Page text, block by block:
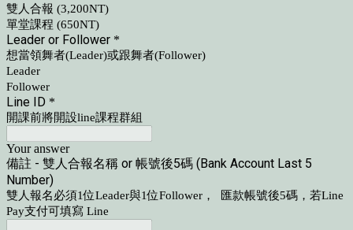
雙人合報 (3,200NT)
單堂課程 (650NT)
Leader or Follower *
想當領舞者(Leader)或跟舞者(Follower)
Leader
Follower
Line ID *
開課前將開設line課程群組
Your answer
備註 - 雙人合報名稱 or 帳號後5碼 (Bank Account Last 5
Number)
雙人報名必須1位Leader與1位Follower， 匯款帳號後5碼，若Line
Pay支付可填寫 Line